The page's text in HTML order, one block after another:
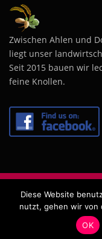
Zwischen Ahlen und
liegt unser
Seit 2015 bauen wir
feine Knollen.
Copyright © 2026
Diese Website
nutzt, gehen wir von
OK